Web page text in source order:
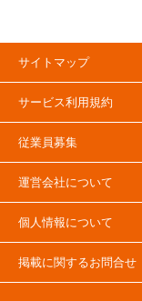
ナなどの収納スペースを
リティ・防犯完備・24時
数から様々な方法でご希
サイトです。気になるト
サイトマップ
サービス利用規約
従業員募集
運営会社について
個人情報について
掲載に関するお問合せ